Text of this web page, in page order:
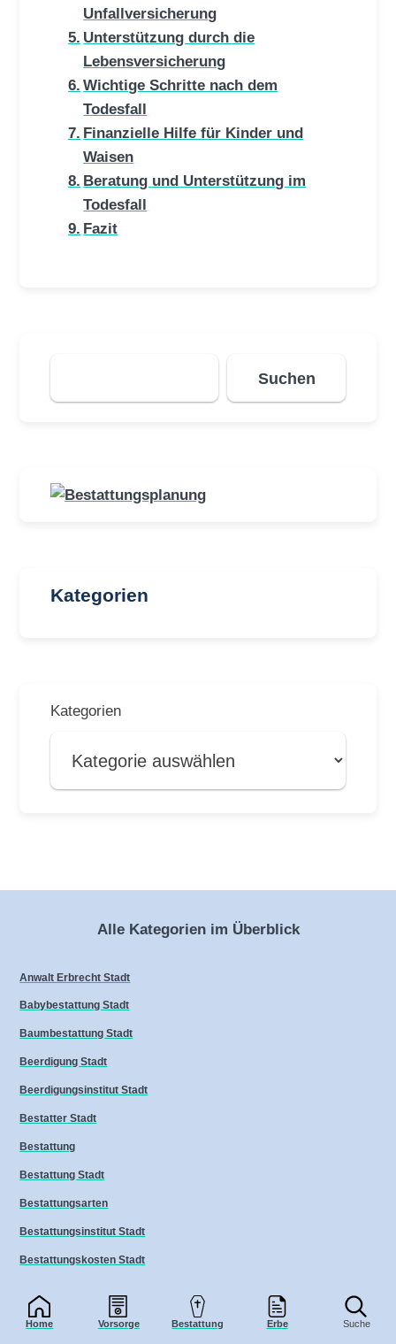
Home Vorsorge Bestattung Erbe Suche
Unfallversicherung
Unterstützung durch die
Lebensversicherung
Wichtige Schritte nach dem
Todesfall
Finanzielle Hilfe für Kinder und
Waisen
Beratung und Unterstützung im
Todesfall
Fazit
Suchen
Suchen
Kategorien
Kategorien
Alle Kategorien im Überblick
Anwalt Erbrecht Stadt
Babybestattung Stadt
Baumbestattung Stadt
Beerdigung Stadt
Beerdigungsinstitut Stadt
Bestatter Stadt
Bestattung
Bestattung Stadt
Bestattungsarten
Bestattungsinstitut Stadt
Bestattungskosten Stadt
Bildhauer Stadt